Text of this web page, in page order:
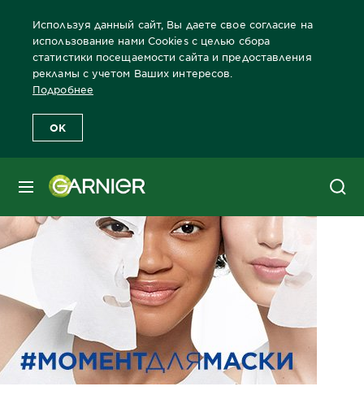
Используя данный сайт, Вы даете свое согласие на
использование нами Cookies с целью сбора
статистики посещаемости сайта и предоставления
рекламы с учетом Ваших интересов.
Подробнее
OK
МЕНЮ
Главная Лицо